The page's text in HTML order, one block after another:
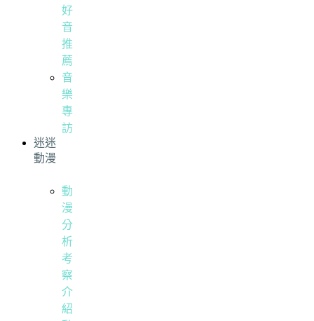
好
音
推
薦
音
樂
專
訪
迷迷
動漫
動
漫
分
析
考
察
介
紹